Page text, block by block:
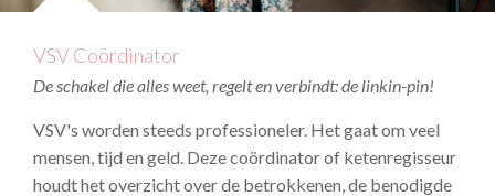
VSV Coördinator
De schakel die alles weet, regelt en verbindt: de linkin-pin!
VSV's worden steeds professioneler. Het gaat om veel
mensen, tijd en geld. Deze coördinator of ketenregisseur
houdt het overzicht over de betrokkenen, de benodigde